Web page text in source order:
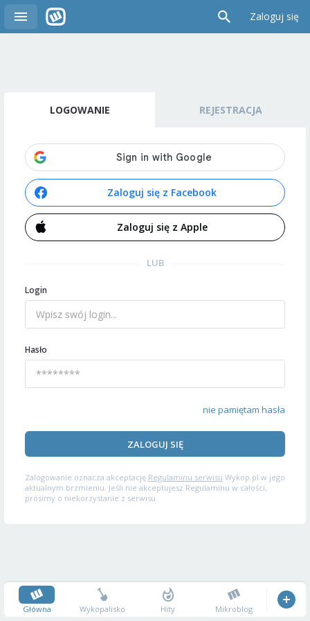
Zaloguj się
LOGOWANIE REJESTRACJA
Zaloguj się z Facebook
Zaloguj się z Apple
LUB
Login
Hasło
nie pamiętam hasła
ZALOGUJ SIĘ
Zalogowanie oznacza akceptację Regulaminu serwisu Wykop.pl w jego
aktualnym brzmieniu. Jeśli nie akceptujesz Regulaminu w całości,
prosimy o niekorzystanie z serwisu.
Główna Wykopalisko Hity Mikroblog